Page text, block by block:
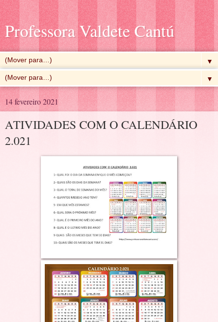
Professora Valdete Cantú
▼
▼
14 fevereiro 2021
ATIVIDADES COM O CALENDÁRIO
2.021